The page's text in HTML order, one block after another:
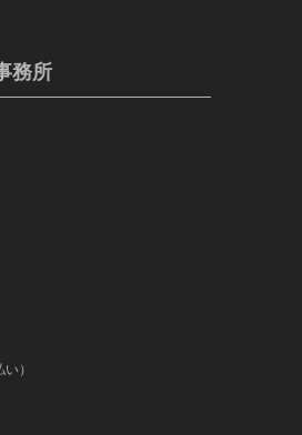
務所
）